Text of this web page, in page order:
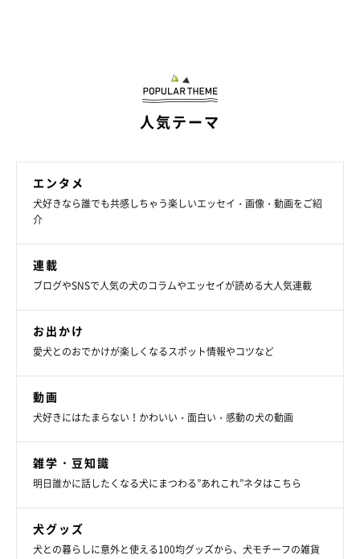
人気テーマ
エンタメ
犬好きなら誰でも共感しちゃう楽しいエッセイ・画像・動画をご紹
介
連載
ブログやSNSで人気の犬のコラムやエッセイが読める大人気連載
お出かけ
愛犬とのおでかけが楽しくなるスポット情報やコツなど
動画
犬好きにはたまらない！かわいい・面白い・感動の犬の動画
雑学・豆知識
明日誰かに話したくなる犬にまつわる”あれこれ”ネタはこちら
犬グッズ
犬との暮らしに意外と使える100均グッズから、犬モチーフの雑貨